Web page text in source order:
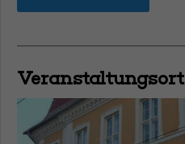
Veranstaltungsort